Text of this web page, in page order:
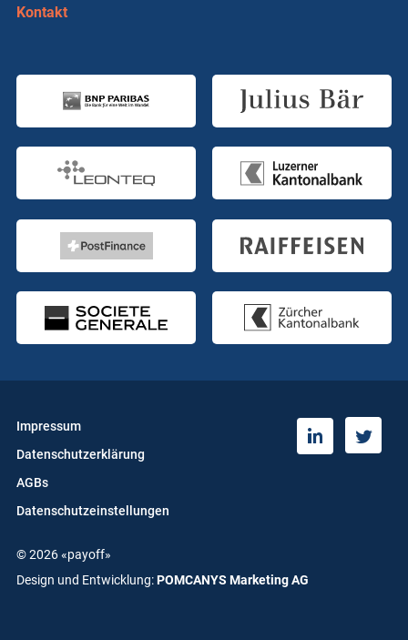
Kontakt
Impressum
Datenschutzerklärung
AGBs
Datenschutzeinstellungen
© 2026 «payoff»
Design und Entwicklung:POMCANYS Marketing AG
L
T